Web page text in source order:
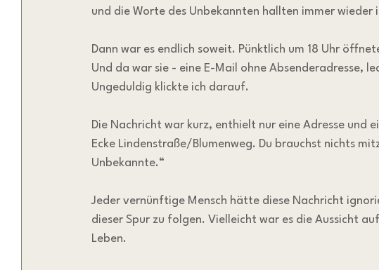
und die Worte des Unbekannten hallten immer wieder
Dann war es endlich soweit. Pünktlich um 18 Uhr
Und da war sie - eine E-Mail ohne Absenderadresse,
Ungeduldig klickte ich darauf.
Die Nachricht war kurz, enthielt nur eine Adresse und
Ecke Lindenstraße/Blumenweg. Du brauchst nichts
Unbekannte.“
Jeder vernünftige Mensch hätte diese Nachricht
dieser Spur zu folgen. Vielleicht war es die Aussicht
Leben.